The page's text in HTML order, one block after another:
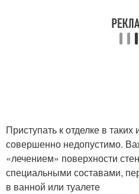
Приступать к отделке в
совершенно недопустимо.
«лечением» поверхности
специальными составами,
в ванной или туалете